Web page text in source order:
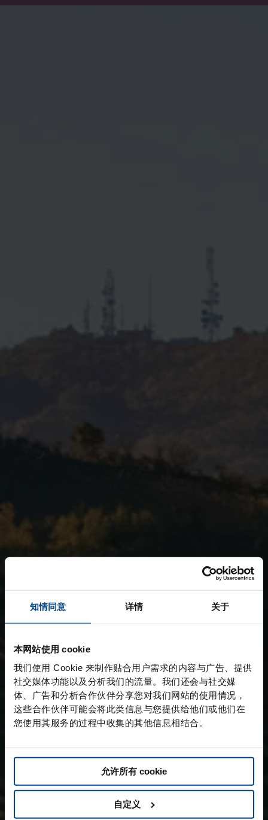
知情同意 详情 关于
本网站使用 cookie
我们使用 Cookie 来制作贴合用户需求的内容与广告、提供
社交媒体功能以及分析我们的流量。我们还会与社交媒
体、广告和分析合作伙伴分享您对我们网站的使用情况，
这些合作伙伴可能会将此类信息与您提供给他们或他们在
您使用其服务的过程中收集的其他信息相结合。
允许所有 cookie
自定义